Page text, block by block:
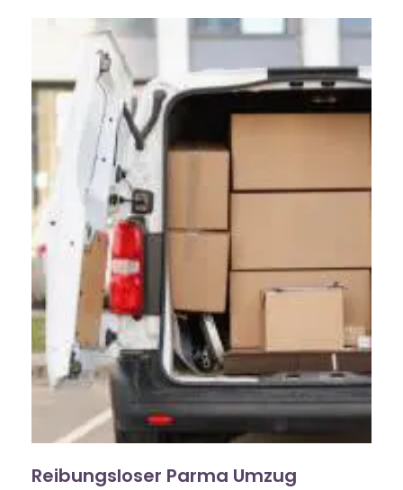
Reibungsloser Parma Umzug